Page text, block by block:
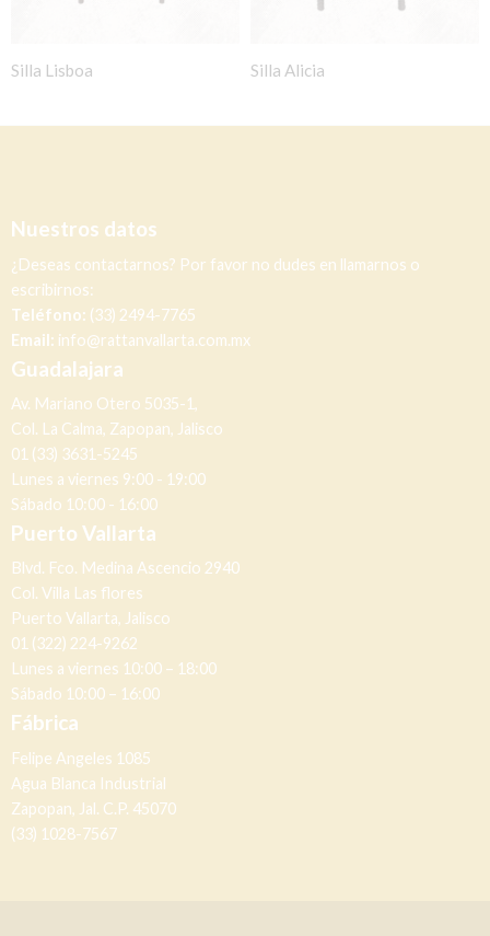
Silla Lisboa Silla Alicia
Nuestros datos
¿Deseas contactarnos? Por favor no dudes en llamarnos o
escribirnos:
Teléfono: (33) 2494-7765
Email: info@rattanvallarta.com.mx
Guadalajara
Av. Mariano Otero 5035-1,
Col. La Calma, Zapopan, Jalisco
01 (33) 3631-5245
Lunes a viernes 9:00 - 19:00
Sábado 10:00 - 16:00
Puerto Vallarta
Blvd. Fco. Medina Ascencio 2940
Col. Villa Las flores
Puerto Vallarta, Jalisco
01 (322) 224-9262
Lunes a viernes 10:00 – 18:00
Sábado 10:00 – 16:00
Fábrica
Felipe Angeles 1085
Agua Blanca Industrial
Zapopan, Jal. C.P. 45070
(33) 1028-7567